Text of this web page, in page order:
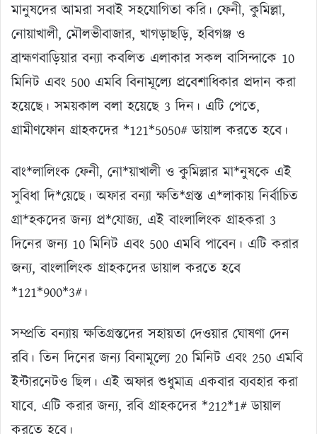
মানুষদের আমরা সবাই সহযোগিতা করি। ফেনী, কুমিল্লা,
নোয়াখালী, মৌলভীবাজার, খাগড়াছড়ি, হবিগঞ্জ ও
ব্রাহ্মণবাড়িয়ার বন্যা কবলিত এলাকার সকল বাসিন্দাকে 10
মিনিট এবং 500 এমবি বিনামূল্যে প্রবেশাধিকার প্রদান করা
হয়েছে। সময়কাল বলা হয়েছে 3 দিন। এটি পেতে,
গ্রামীণফোন গ্রাহকদের *121*5050# ডায়াল করতে হবে।
বাং*লালিংক ফেনী, নো*য়াখালী ও কুমিল্লার মা*নুষকে এই
সুবিধা দি*য়েছে। অফার বন্যা ক্ষতি*গ্রস্ত এ*লাকায় নির্বাচিত
গ্রা*হকদের জন্য প্র*যোজ্য. এই বাংলালিংক গ্রাহকরা 3
দিনের জন্য 10 মিনিট এবং 500 এমবি পাবেন। এটি করার
জন্য, বাংলালিংক গ্রাহকদের ডায়াল করতে হবে
*121*900*3#।
সম্প্রতি বন্যায় ক্ষতিগ্রস্তদের সহায়তা দেওয়ার ঘোষণা দেন
রবি। তিন দিনের জন্য বিনামূল্যে 20 মিনিট এবং 250 এমবি
ইন্টারনেটও ছিল। এই অফার শুধুমাত্র একবার ব্যবহার করা
যাবে. এটি করার জন্য, রবি গ্রাহকদের *212*1# ডায়াল